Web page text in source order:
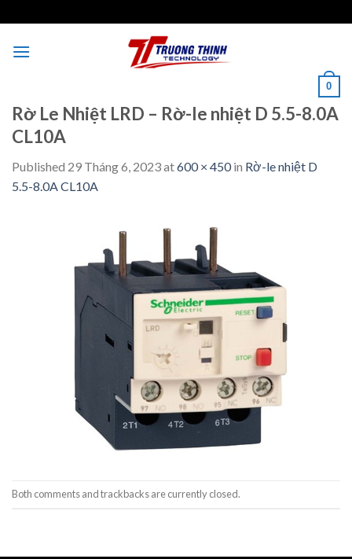
to
content
0
Rờ Le Nhiệt LRD – Rờ-le nhiệt D 5.5-8.0A
CL10A
Published 29 Tháng 6, 2023at600 × 450in Rờ-le nhiệt D
5.5-8.0A CL10A
Both comments and trackbacks are currently closed.